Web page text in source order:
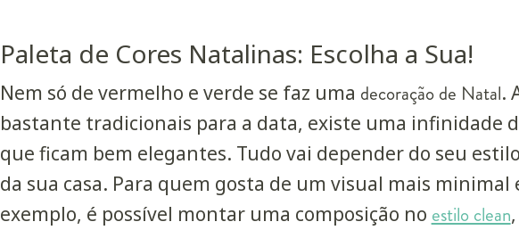
Paleta de Cores Natalinas: Escolha a Sua!
Nem só de vermelho e verde se faz uma decoração de Natal.
bastante tradicionais para a data, existe uma infinidade
que ficam bem elegantes. Tudo vai depender do seu
da sua casa. Para quem gosta de um visual mais minimal
exemplo, é possível montar uma composição no estilo clean